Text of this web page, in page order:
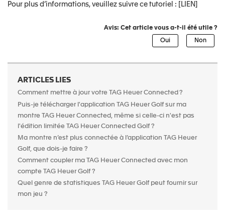
Pour plus d’informations, veuillez suivre ce tutoriel : [LIEN]
Avis: Cet article vous a-t-il été utile ?
ARTICLES LIES
Comment mettre à jour votre TAG Heuer Connected ?
Puis-je télécharger l'application TAG Heuer Golf sur ma
montre TAG Heuer Connected, même si celle-ci n'est pas
l'édition limitée TAG Heuer Connected Golf ?
Ma montre n’est plus connectée à l’application TAG Heuer
Golf, que dois-je faire ?
Comment coupler ma TAG Heuer Connected avec mon
compte TAG Heuer Golf ?
Quel genre de statistiques TAG Heuer Golf peut fournir sur
mon jeu ?